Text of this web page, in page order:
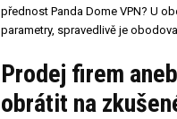
přednost Panda Dome VPN? U
parametry, spravedlivě je
Prodej firem
obrátit na